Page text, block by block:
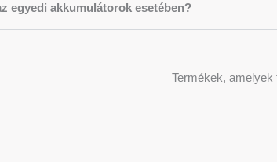
egyedi akkumulátorok esetében?
Termékek,